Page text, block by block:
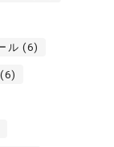
ル (6)
(6)